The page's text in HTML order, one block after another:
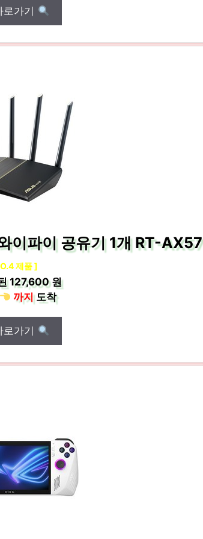
로가기
이파이 공유기 1개 RT-AX57
제품 ]
127,600 원
까지도착
로가기